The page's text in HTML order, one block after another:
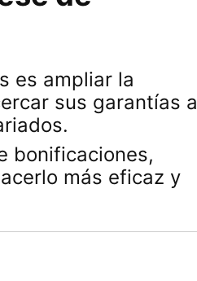
es ampliar la
sus garantías a
bonificaciones,
más eficaz y